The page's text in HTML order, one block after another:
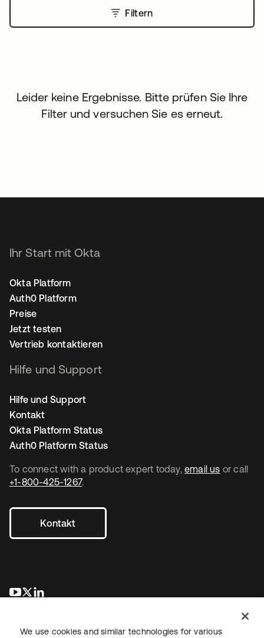
Filtern
Leider keine Ergebnisse. Bitte prüfen Sie Ihre
Filter und versuchen Sie es erneut.
To connect with a product expert today, email us or call
+1-800-425-1267.
Kontakt
wird in einer neuen Registerkarte geöffnet
wird in einer neuen Registerkarte geöffnet
Ihr Start mit Okta
Okta Platform
Auth0 Platform
Preise
Jetzt testen
Vertrieb kontaktieren
Hilfe und Support
Hilfe und Support
Kontakt
Okta Platform Status
Auth0 Platform Status
We use cookies and similar technologies for various